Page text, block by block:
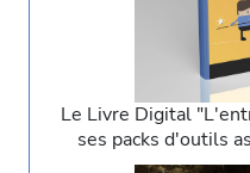
Le Livre Digital
ses packs d'outils